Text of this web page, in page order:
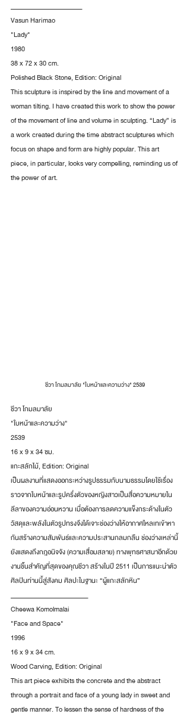
________________________
Vasun Harimao
"Lady"
1980
38 x 72 x 30 cm.
Polished Black Stone, Edition: Original
This sculpture is inspired by the line and movement of a
woman tilting. I have created this work to show the power
of the movement of line and volume in sculpting. “Lady” is
a work created during the time abstract sculptures which
focus on shape and form are highly popular. This art
piece, in particular, looks very compelling, reminding us of
the power of art.
ชีวา โกมลมาลัย "ใบหน้าและความว่าง" 2539
ชีวา โกมลมาลัย
"ใบหน้าและความว่าง"
2539
16 x 9 x 34 ซม.
แกะสลักไม้, Edition: Original
เป็นผลงานที่แสดงออกระหว่างรูปธรรมกับนามธรรมโดยใช้เรื่อง
ราวจากใบหน้าและรูปครึ่งตัวของหญิงสาวเป็นสื่อความหมายใน
ลีลาของความอ่อนหวาน เมื่อต้องการลดความแข็งกระด้างในตัว
วัสดุและพลังในตัวรูปทรงจึงได้เจาะช่องว่างให้อากาศไหลเทเข้าหา
กันสร้างความสัมพันธ์และความประสานกลมกลืน ช่องว่างเหล่านี้
ยังแสดงถึงกฎอนิจจัง (ความเสื่อมสลาย) ทางพุทธศาสนาอีกด้วย
งานชิ้นสำคัญที่สุดของคุณชีวา สร้างในปี 2511 เป็นการแนะนำตัว
ศิลปินท่านนี้สู่สังคม ศิลปะในฐานะ “ผู้แกะสลักหิน”
__________________________
Cheewa Komolmalai
"Face and Space"
1996
16 x 9 x 34 cm.
Wood Carving, Edition: Original
This art piece exhibits the concrete and the abstract
through a portrait and face of a young lady in sweet and
gentle manner. To lessen the sense of hardness of the